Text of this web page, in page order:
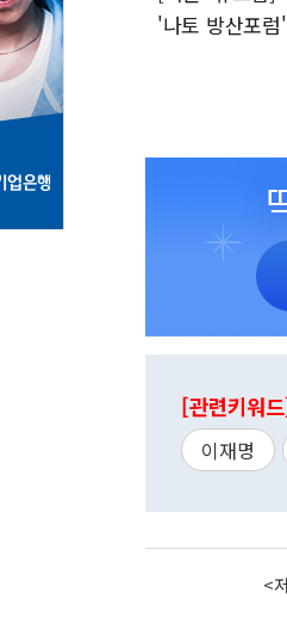
'나토 방산포
[관련키워
이재명
<